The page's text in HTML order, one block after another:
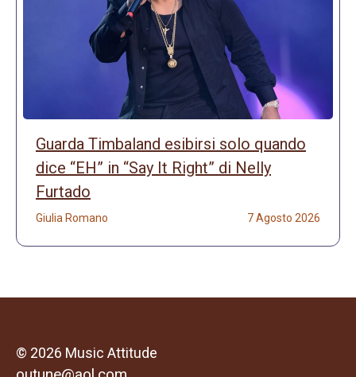
Guarda Timbaland esibirsi solo quando
dice “EH” in “Say It Right” di Nelly
Furtado
Giulia Romano 7 Agosto 2026
© 2026 Music Attitude